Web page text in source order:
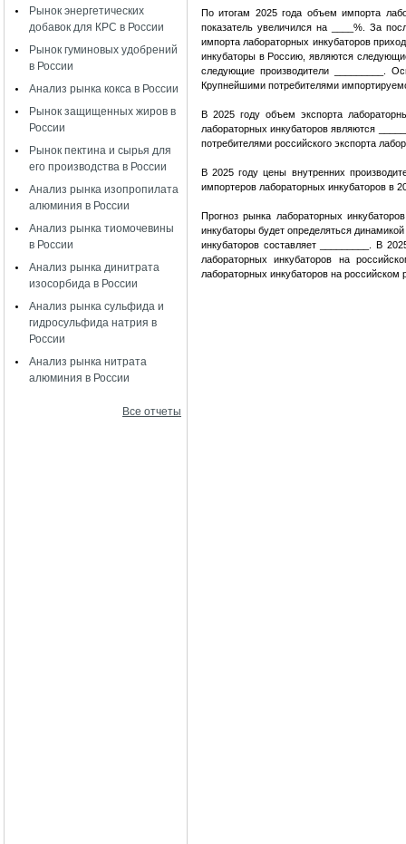
Рынок энергетических
добавок для КРС в России
Рынок гуминовых удобрений
в России
Анализ рынка кокса в России
Рынок защищенных жиров в
России
Рынок пектина и сырья для
его производства в России
Анализ рынка изопропилата
алюминия в России
Анализ рынка тиомочевины
в России
Анализ рынка динитрата
изосорбида в России
Анализ рынка сульфида и
гидросульфида натрия в
России
Анализ рынка нитрата
алюминия в России
Все отчеты
По итогам 2025 года объем импорта
показатель увеличился на ____%. За
импорта лабораторных инкубаторов
инкубаторы в Россию, являются
следующие производители _________.
Крупнейшими потребителями
В 2025 году объем экспорта
лабораторных инкубаторов являются
потребителями российского экспорта
В 2025 году цены внутренних
импортеров лабораторных инкубаторов в
Прогноз рынка лабораторных
инкубаторы будет определяться
инкубаторов составляет _________. В
лабораторных инкубаторов на
лабораторных инкубаторов на